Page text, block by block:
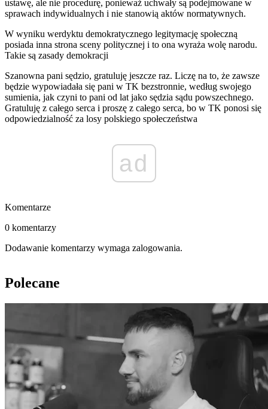
ustawę, ale nie procedurę, ponieważ uchwały są podejmowane w
sprawach indywidualnych i nie stanowią aktów normatywnych.
W wyniku werdyktu demokratycznego legitymację społeczną
posiada inna strona sceny politycznej i to ona wyraża wolę narodu.
Takie są zasady demokracji
Szanowna pani sędzio, gratuluję jeszcze raz. Liczę na to, że zawsze
będzie wypowiadała się pani w TK bezstronnie, według swojego
sumienia, jak czyni to pani od lat jako sędzia sądu powszechnego.
Gratuluję z całego serca i proszę z całego serca, bo w TK ponosi się
odpowiedzialność za losy polskiego społeczeństwa
ad
Komentarze
0 komentarzy
Dodawanie komentarzy wymaga zalogowania.
Polecane